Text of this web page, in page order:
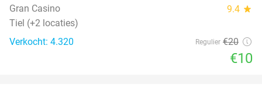
Gran Casino 9.4 star
Tiel (+2 locaties)
Verkocht: 4.320
Regulier €20
€10